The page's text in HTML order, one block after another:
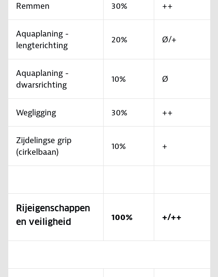
Remmen 30% ++
Aquaplaning -
lengterichting
20% Ø/+
Aquaplaning -
dwarsrichting
10% Ø
Wegligging 30% ++
Zijdelingse grip
(cirkelbaan)
10% +
Rijeigenschappen
en veiligheid
100% +/++